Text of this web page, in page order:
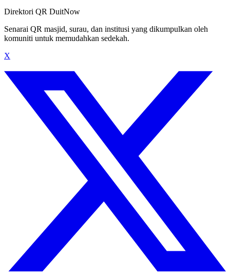
Direktori QR DuitNow
Senarai QR masjid, surau, dan institusi yang dikumpulkan oleh
komuniti untuk memudahkan sedekah.
X